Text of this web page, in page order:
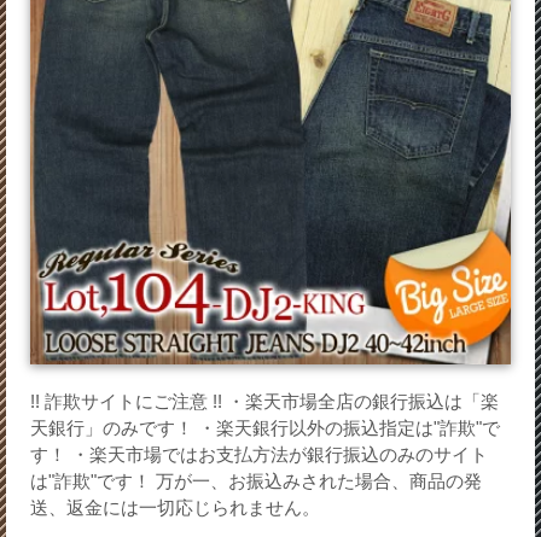
!! 詐欺サイトにご注意 !! ・楽天市場全店の銀行振込は「楽
天銀行」のみです！ ・楽天銀行以外の振込指定は"詐欺"で
す！ ・楽天市場ではお支払方法が銀行振込のみのサイト
は"詐欺"です！ 万が一、お振込みされた場合、商品の発
送、返金には一切応じられません。